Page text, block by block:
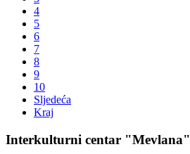
4
5
6
7
8
9
10
Sljedeća
Kraj
Interkulturni centar "Mevlana"